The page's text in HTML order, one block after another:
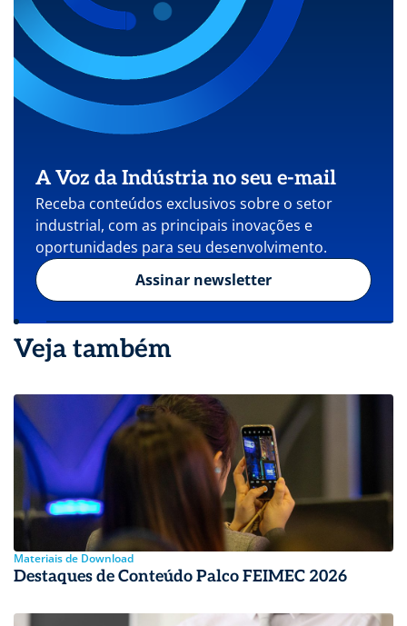
A Voz da Indústria no seu e-mail
Receba conteúdos exclusivos sobre o setor
industrial, com as principais inovações e
oportunidades para seu desenvolvimento.
Assinar newsletter
Veja também
Materiais de Download
Destaques de Conteúdo Palco FEIMEC 2026